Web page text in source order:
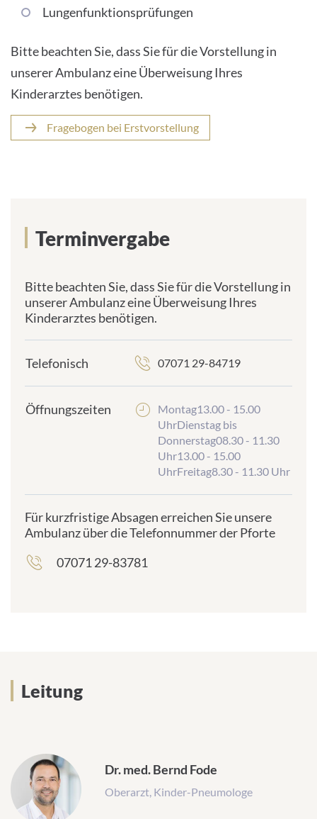
Lungenfunktionsprüfungen
Bitte beachten Sie, dass Sie für die Vorstellung in
unserer Ambulanz eine Überweisung Ihres
Kinderarztes benötigen.
Fragebogen bei Erstvorstellung
Terminvergabe
Bitte beachten Sie, dass Sie für die Vorstellung in
unserer Ambulanz eine Überweisung Ihres
Kinderarztes benötigen.
Telefonisch 07071 29-84719
Öffnungszeiten
Montag13.00 - 15.00
UhrDienstag bis
Donnerstag08.30 - 11.30
Uhr13.00 - 15.00
UhrFreitag8.30 - 11.30 Uhr
Für kurzfristige Absagen erreichen Sie unsere
Ambulanz über die Telefonnummer der Pforte
frontend.sr-
07071 29-83781
Leitung
Dr. med. Bernd Fode
Oberarzt, Kinder-Pneumologe